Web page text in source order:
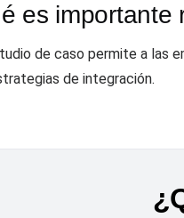
es importante
de caso permite a las
de integración.